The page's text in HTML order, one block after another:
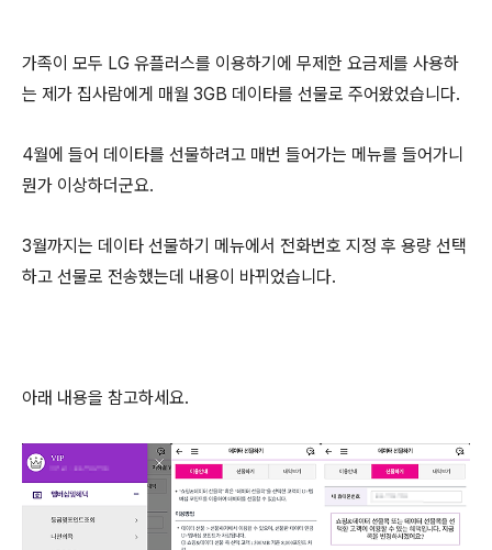
가족이 모두 LG 유플러스를 이용하기에 무제한 요금제를 사용하
는 제가 집사람에게 매월 3GB 데이타를 선물로 주어왔었습니다.
4월에 들어 데이타를 선물하려고 매번 들어가는 메뉴를 들어가니
뭔가 이상하더군요.
3월까지는 데이타 선물하기 메뉴에서 전화번호 지정 후 용량 선택
하고 선물로 전송했는데 내용이 바뀌었습니다.
아래 내용을 참고하세요.